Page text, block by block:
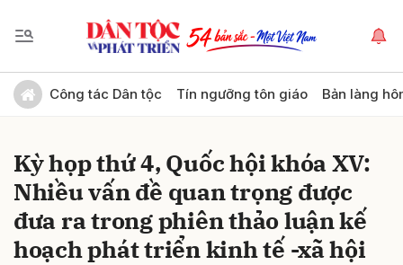
Công tác Dân tộc Tín ngưỡng tôn giáo Bản làng
Kỳ họp thứ 4, Quốc hội khóa XV:
Nhiều vấn đề quan trọng được
đưa ra trong phiên thảo luận kế
hoạch phát triển kinh tế -xã hội
Gửi bình luận